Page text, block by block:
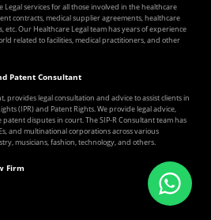
services for all those involved in the healthcare
contracts, medical supplier agreements, healthcare
etc. Our Healthcare Legal team has years of experience
related to facilities, medical practitioners, and other
Patent Consultant
provides legal consultation and advice to assist clients in
(IPR) and Patent Rights. We provide legal advice,
disputes in court. The SIP-R Consultant team has
and multinational corporations across various
musicians, fashion, technology, and others.
Firm